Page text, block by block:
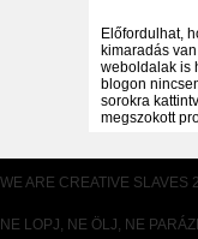
Előfordulhat,
kimaradás
weboldalak is
blogon
sorokra
megszokott
WE ARE CREATIVE SLAVES
NE LOPJ, NE ÖLJ, NE